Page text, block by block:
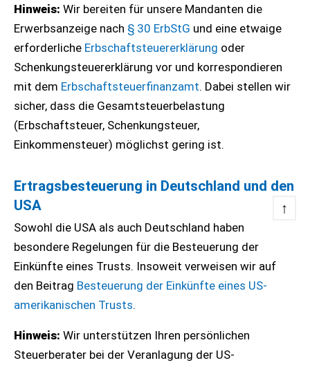
Hinweis: Wir bereiten für unsere Mandanten die
Erwerbsanzeige nach § 30 ErbStG und eine etwaige
erforderliche Erbschaftsteuererklärung oder
Schenkungsteuererklärung vor und korrespondieren
mit dem Erbschaftsteuerfinanzamt. Dabei stellen wir
sicher, dass die Gesamtsteuerbelastung
(Erbschaftsteuer, Schenkungsteuer,
Einkommensteuer) möglichst gering ist.
Ertragsbesteuerung in Deutschland und den
USA
↑
Sowohl die USA als auch Deutschland haben
besondere Regelungen für die Besteuerung der
Einkünfte eines Trusts. Insoweit verweisen wir auf
den Beitrag Besteuerung der Einkünfte eines US-
amerikanischen Trusts.
Hinweis: Wir unterstützen Ihren persönlichen
Steuerberater bei der Veranlagung der US-